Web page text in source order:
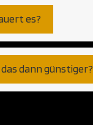
es?
dann günstiger?